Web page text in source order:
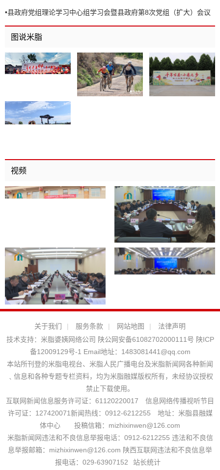
•县政府党组理论学习中心组学习会暨县政府第8次党组（扩大）会议
召开
图说米脂
视频
关于我们 | 服务条款 | 网站地图 |
法律声明
技术支持： 米脂婆姨网络公司 陕公网安备61082702000111号 陕ICP
备12009129号-1 Email地址： 1483081441@qq.com
本站所刊登的米脂电视台、米脂人民广播电台及米脂新闻网各种新闻
﹑信息和各种专题专栏资料，均为米脂融媒版权所有，未经协议授权
禁止下载使用。
互联网新闻信息服务许可证：61120220017 信息网络传播视听节目
许可证：127420071新闻热线：0912-6212255 地址：米脂县融媒
体中心 投稿信箱：mizhixinwen@126.com
米脂新闻网违法和不良信息举报电话：0912-6212255 违法和不良信
息举报邮箱：mizhixinwen@126.com 陕西互联网违法和不良信息举
报电话：029-63907152
站长统计